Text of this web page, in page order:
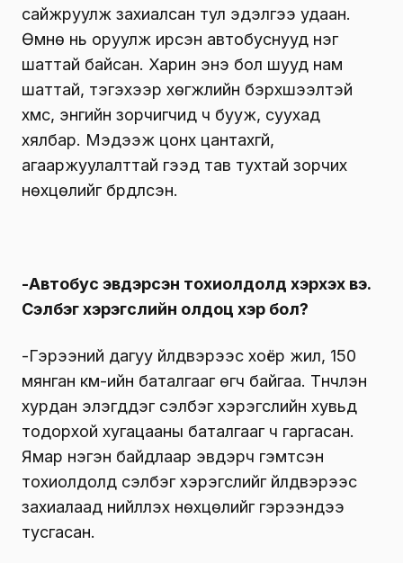
сайжруулж захиалсан тул эдэлгээ удаан.
Өмнө нь оруулж ирсэн автобуснууд нэг
шаттай байсан. Харин энэ бол шууд нам
шаттай, тэгэхээр хөгжлийн бэрхшээлтэй
хүмүүс, энгийн зорчигчид ч бууж, суухад
хялбар. Мэдээж цонх цантахгүй,
агааржуулалттай гээд тав тухтай зорчих
нөхцөлийг бүрдүүлсэн.
-Автобус эвдэрсэн тохиолдолд хэрхэх вэ.
Сэлбэг хэрэгслийн олдоц хэр бол?
-Гэрээний дагуу үйлдвэрээс хоёр жил, 150
мянган км-ийн баталгааг өгч байгаа. Түүнчлэн
хурдан элэгддэг сэлбэг хэрэгслийн хувьд
тодорхой хугацааны баталгааг ч гаргасан.
Ямар нэгэн байдлаар эвдэрч гэмтсэн
тохиолдолд сэлбэг хэрэгслийг үйлдвэрээс
захиалаад нийлүүлэх нөхцөлийг гэрээндээ
тусгасан.